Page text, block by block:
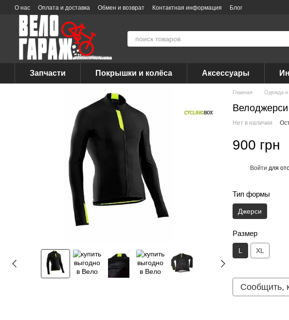
Перейти к основному контенту
О нас Оплата и доставка Обмен и возврат Контактная информация Блог
Запчасти Покрышки и колёса Аксессуары
Главная Одежда и
Нет в наличии
900 грн
Войти для
Тип формы
Джерси
Размер
L XL
Сообщить,